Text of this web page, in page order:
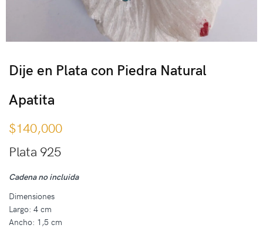
Dije en Plata con Piedra Natural
Apatita
$140,000
Plata 925
Cadena no incluida
Dimensiones
Largo: 4 cm
Ancho: 1,5 cm